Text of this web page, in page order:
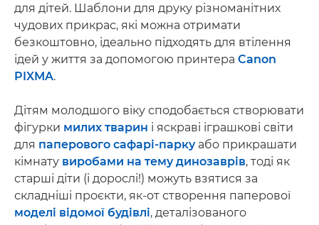
для дітей. Шаблони для друку різноманітних
чудових прикрас, які можна отримати
безкоштовно, ідеально підходять для втілення
ідей у життя за допомогою принтера Canon
PIXMA.
Дітям молодшого віку сподобається створювати
фігурки милих тварин і яскраві іграшкові світи
для паперового сафарі-паркуабо прикрашати
кімнату виробами на тему динозаврів, тоді як
старші діти (і дорослі!) можуть взятися за
складніші проєкти, як-от створення паперової
моделі відомої будівлі, деталізованого